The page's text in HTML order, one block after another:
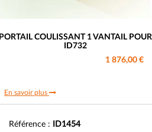
PORTAIL COULISSANT 1 VANTAIL POUR
ID732
1 876,00 €
En savoir plus
Référence : ID1454